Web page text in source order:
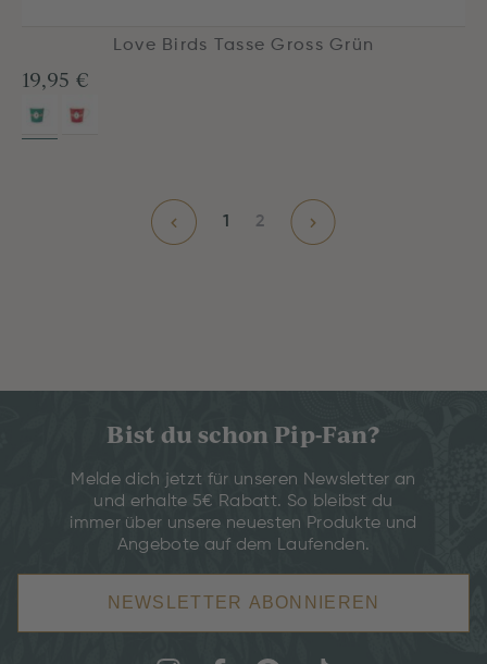
Love Birds Tasse Gross Grün
19,95 €
1 2
Bist du schon Pip-Fan?
Melde dich jetzt für unseren Newsletter an
und erhalte 5€ Rabatt. So bleibst du
immer über unsere neuesten Produkte und
Angebote auf dem Laufenden.
NEWSLETTER ABONNIEREN